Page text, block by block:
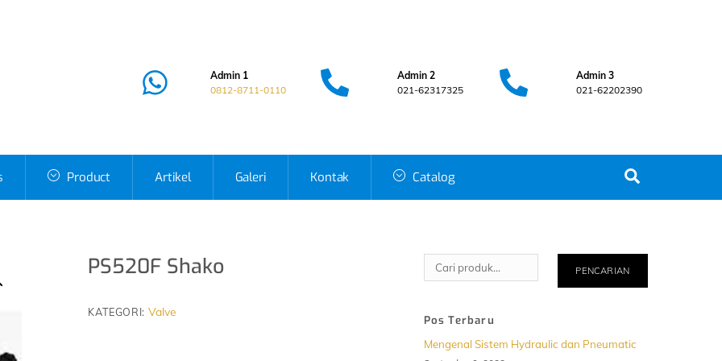
Product Artikel Galeri Kontak Catalog
Admin 1
0812-8711-0110
Admin 2
021-62317325
Admin 3
021-62202390
PS520F Shako
KATEGORI: Valve
Cari
PENCARIAN
Pos Terbaru
Mengenal Sistem Hydraulic dan Pneumatic